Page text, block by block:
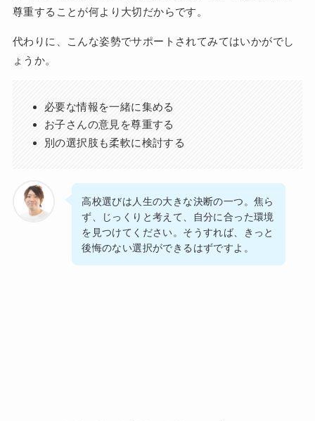
尊重することが何より大切だからです。
代わりに、こんな姿勢でサポートされてみてはいかがでし
ょうか。
必要な情報を一緒に集める
お子さんの意見を尊重する
別の選択肢も柔軟に検討する
高校選びは人生の大きな決断の一つ。焦ら
ず、じっくりと考えて、自分に合った環境
を見つけてください。そうすれば、きっと
後悔のない選択ができるはずですよ。